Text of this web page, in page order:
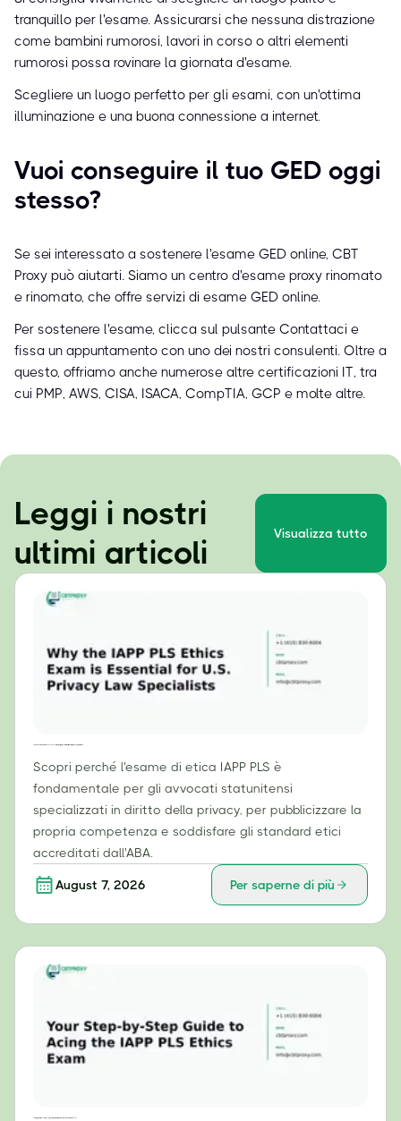
tranquillo per l'esame. Assicurarsi che nessuna distrazione
come bambini rumorosi, lavori in corso o altri elementi
rumorosi possa rovinare la giornata d'esame.
Scegliere un luogo perfetto per gli esami, con un'ottima
illuminazione e una buona connessione a internet.
Vuoi conseguire il tuo GED oggi
stesso?
Se sei interessato a sostenere l'esame GED online, CBT
Proxy può aiutarti. Siamo un centro d'esame proxy rinomato
e rinomato, che offre servizi di esame GED online.
Per sostenere l'esame, clicca sul pulsante Contattaci e
fissa un appuntamento con uno dei nostri consulenti. Oltre a
questo, offriamo anche numerose altre certificazioni IT, tra
cui PMP, AWS, CISA, ISACA, CompTIA, GCP e molte altre.
Leggi i nostri
ultimi articoli
Visualizza tutto
Scopri perché l'esame di etica IAPP PLS è
fondamentale per gli avvocati statunitensi
specializzati in diritto della privacy, per pubblicizzare la
propria competenza e soddisfare gli standard etici
accreditati dall'ABA.
August 7, 2026 Per saperne di più